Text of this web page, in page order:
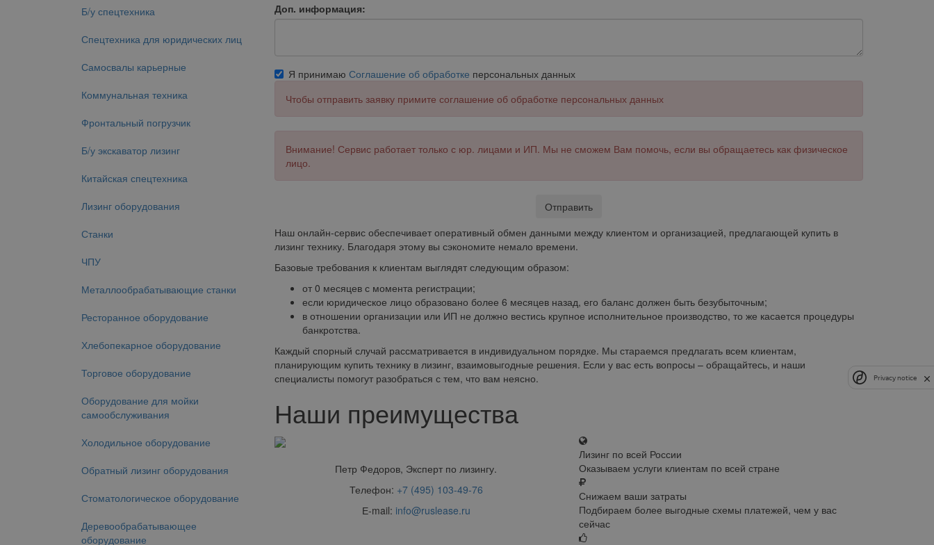
Б/у спецтехника
Спецтехника для юридических лиц
Самосвалы карьерные
Коммунальная техника
Фронтальный погрузчик
Б/у экскаватор лизинг
Китайская спецтехника
Лизинг оборудования
Станки
ЧПУ
Металлообрабатывающие станки
Ресторанное оборудование
Хлебопекарное оборудование
Торговое оборудование
Оборудование для мойки
самообслуживания
Холодильное оборудование
Обратный лизинг оборудования
Стоматологическое оборудование
Деревообрабатывающее
оборудование
Доп. информация:
Я принимаю Соглашение об обработке персональных данных
Чтобы отправить заявку примите соглашение об обработке персональных данных
Внимание! Сервис работает только с юр. лицами и ИП. Мы не сможем Вам помочь, если вы обращаетесь как физическое
лицо.
Отправить
Наш онлайн-сервис обеспечивает оперативный обмен данными между клиентом и организацией, предлагающей купить в
лизинг технику. Благодаря этому вы сэкономите немало времени.
Базовые требования к клиентам выглядят следующим образом:
от 0 месяцев с момента регистрации;
если юридическое лицо образовано более 6 месяцев назад, его баланс должен быть безубыточным;
в отношении организации или ИП не должно вестись крупное исполнительное производство, то же касается процедуры
банкротства.
Каждый спорный случай рассматривается в индивидуальном порядке. Мы стараемся предлагать всем клиентам,
планирующим купить технику в лизинг, взаимовыгодные решения. Если у вас есть вопросы – обращайтесь, и наши
специалисты помогут разобраться с тем, что вам неясно.
Наши преимущества
Петр Федоров, Эксперт по лизингу.
Телефон: +7 (495) 103-49-76
Е-mail: info@ruslease.ru
Лизинг по всей России
Оказываем услуги клиентам по всей стране
Снижаем ваши затраты
Подбираем более выгодные схемы платежей, чем у вас
сейчас
Privacy notice